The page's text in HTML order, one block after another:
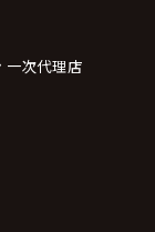
一次代理店